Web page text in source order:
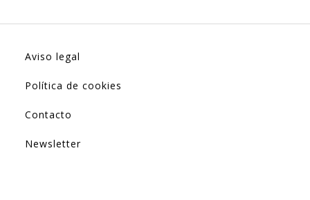
Aviso legal
Política de cookies
Contacto
Newsletter